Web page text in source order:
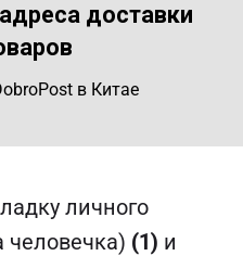
доставки
в Китае
личного
(1) и